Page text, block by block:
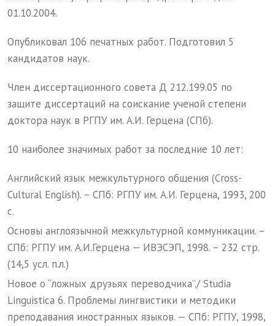
01.10.2004.
Опубликовал 106 печатных работ. Подготовил 5
кандидатов наук.
Член диссертационного совета Д 212.199.05 по
защите диссертаций на соискание ученой степени
доктора наук в РГПУ им. А.И. Герцена (СПб).
10 наиболее значимых работ за последние 10 лет:
Английский язык межкультурного общения (Cross-
Cultural English). – СПб: РГПУ им. А.И. Герцена, 1993, 200
с.
Основы англоязычной межкультурной коммуникации. –
СПб: РГПУ им. А.И.Герцена — ИВЭСЭП, 1998. – 232 стр.
(14,5 усл. п.л.)
Новое о “ложных друзьях переводчика”./ Studia
Linguistica 6. Проблемы лингвистики и методики
преподавания иностранных языков. — СПб: РГПУ, 1998,